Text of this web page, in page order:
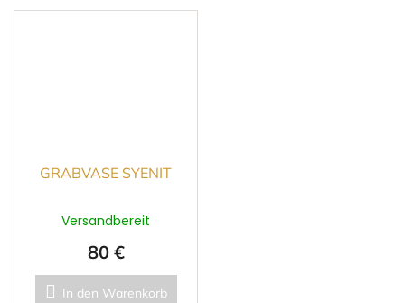
GRABVASE SYENIT
Versandbereit
80 €
In den Warenkorb